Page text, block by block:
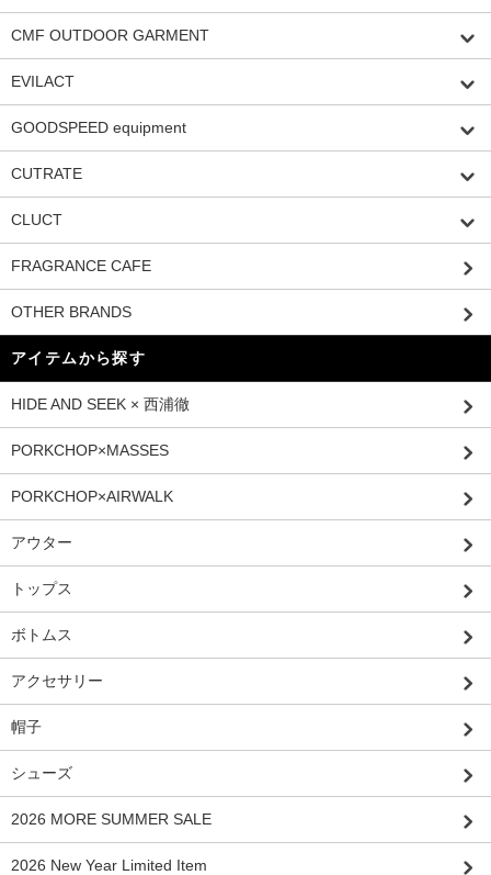
CMF OUTDOOR GARMENT
EVILACT
GOODSPEED equipment
CUTRATE
CLUCT
FRAGRANCE CAFE
OTHER BRANDS
アイテムから探す
HIDE AND SEEK × 西浦徹
PORKCHOP×MASSES
PORKCHOP×AIRWALK
アウター
トップス
ボトムス
アクセサリー
帽子
シューズ
2026 MORE SUMMER SALE
2026 New Year Limited Item